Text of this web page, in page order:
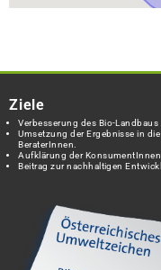
Ziele
Verbesserung des Bio-
Umsetzung der Ergebnisse in
BeraterInnen.
Aufklärung der KonsumentInnen
Beitrag zur nachhaltigen